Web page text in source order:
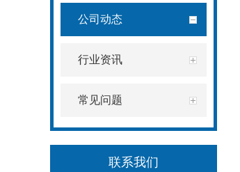
公司动态
行业资讯
常见问题
联系我们